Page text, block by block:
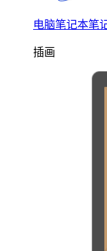
电脑笔记本笔
插画